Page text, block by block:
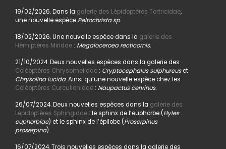
19/02/2026. Dans la galerie des Lépidoptères Tortricidae,
une nouvelle espèce Peltochrista sp.
18/02/2026. Une nouvelle espèce dans la galerie des
Hémiptères Miridae: Megaloceroea recticornis.
21/10/2024. Deux nouvelles espèces dans la galerie des
Coléoptères Chrysomelidae: Cryptocephalus sulphureuset
Chrysolina lucida. Ainsi qu’une nouvelle espèce chez les
Coléoptères Curculionidae : Naupactus cervinus.
26/07/2024. Deux nouvelles espèces dans la galerie des
Lépidoptères Sphingidae: le sphinx de l’euphorbe (Hyles
euphorbiae) et le sphinx de l’épilobe (Proserpinus
proserpina).
16/07/2024. Trois nouvelles espèces dans la galerie des